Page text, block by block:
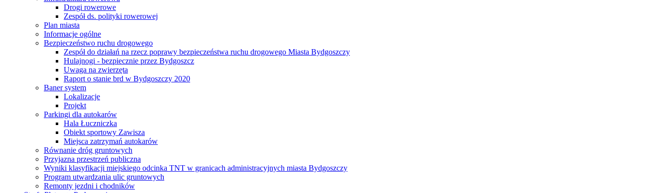
Drogi rowerowe
Zespół ds. polityki rowerowej
Plan miasta
Informacje ogólne
Bezpieczeństwo ruchu drogowego
Zespół do działań na rzecz poprawy bezpieczeństwa ruchu drogowego Miasta Bydgoszczy
Hulajnogi - bezpiecznie przez Bydgoszcz
Uwaga na zwierzęta
Raport o stanie brd w Bydgoszczy 2020
Baner system
Lokalizacje
Projekt
Parkingi dla autokarów
Hala Łuczniczka
Obiekt sportowy Zawisza
Miejsca zatrzymań autokarów
Równanie dróg gruntowych
Przyjazna przestrzeń publiczna
Wyniki klasyfikacji miejskiego odcinka TNT w granicach administracyjnych miasta Bydgoszczy
Program utwardzania ulic gruntowych
Remonty jezdni i chodników